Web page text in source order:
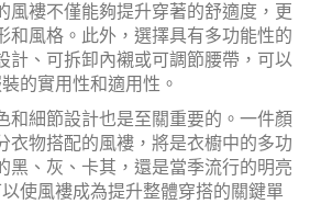
風褸不僅能夠提升穿著的舒適度，更
和風格。此外，選擇具有多功能性的
計、可拆卸內襯或可調節腰帶，可以
的實用性和適用性。
和細節設計也是至關重要的。一件顏
衣物搭配的風褸，將是衣櫥中的多功
黑、灰、卡其，還是當季流行的明亮
使風褸成為提升整體穿搭的關鍵單